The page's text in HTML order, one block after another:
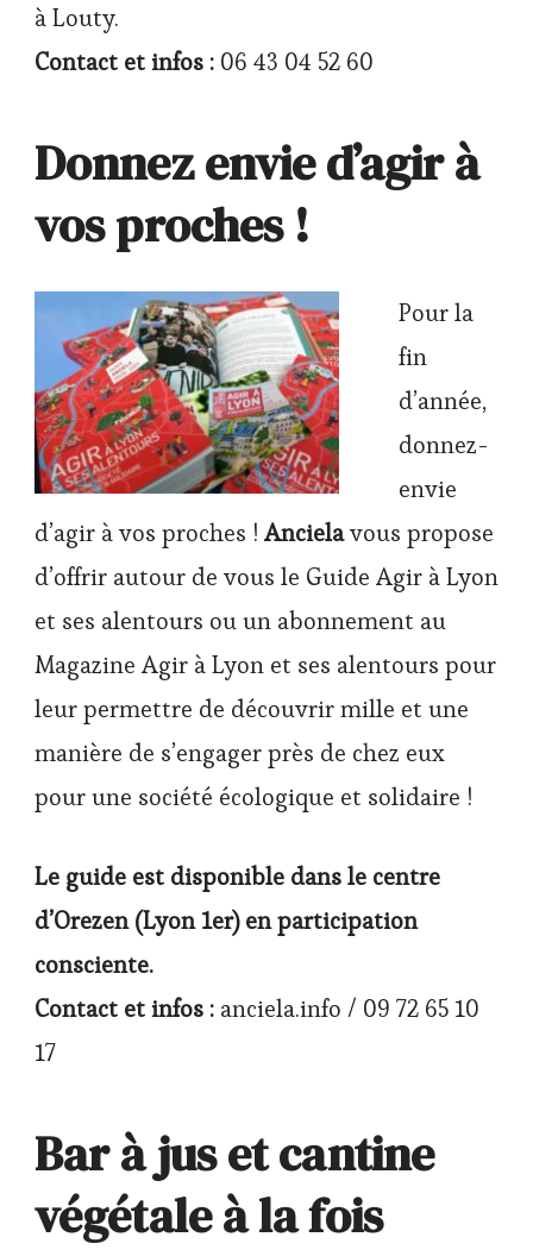
à Louty.
Contact et infos : 06 43 04 52 60
Donnez envie d’agir à
vos proches !
Pour la
fin
d’année,
donnez-
envie
d’agir à vos proches ! Ancielavous propose
d’offrir autour de vous le Guide Agir à Lyon
et ses alentours ou un abonnement au
Magazine Agir à Lyon et ses alentours pour
leur permettre de découvrir mille et une
manière de s’engager près de chez eux
pour une société écologique et solidaire !
Le guide est disponible dans le centre
d’Orezen (Lyon 1er) en participation
consciente.
Contact et infos : anciela.info / 09 72 65 10
17
Bar à jus et cantine
végétale à la fois